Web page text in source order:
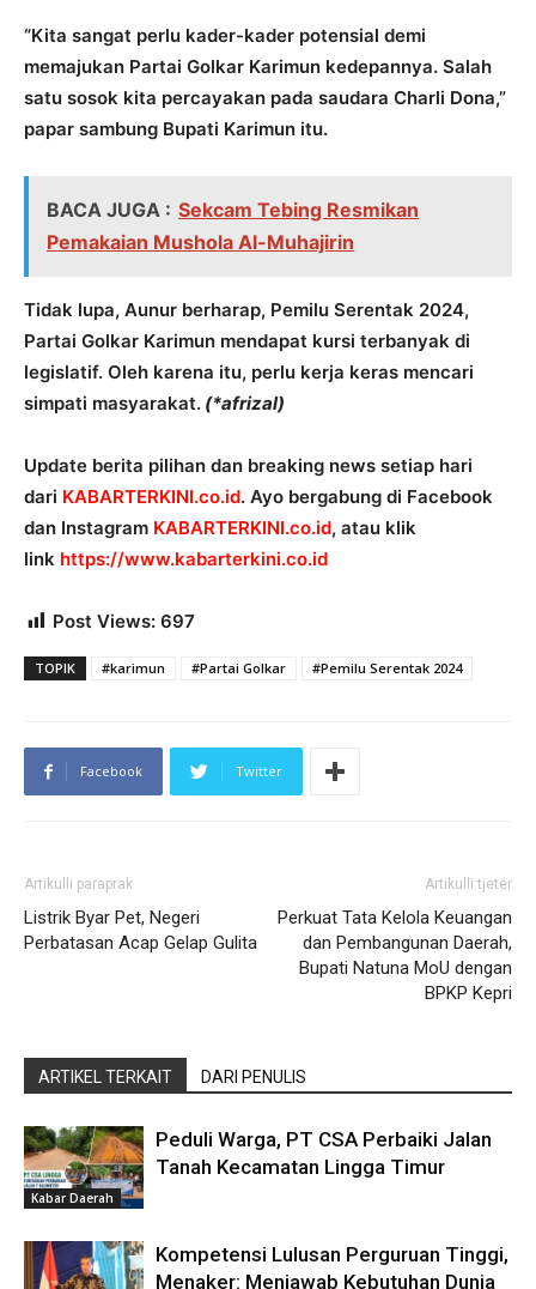
“Kita sangat perlu kader-kader potensial demi
memajukan Partai Golkar Karimun kedepannya. Salah
satu sosok kita percayakan pada saudara Charli Dona,”
papar sambung Bupati Karimun itu.
BACA JUGA : Sekcam Tebing Resmikan
Pemakaian Mushola Al-Muhajirin
Tidak lupa, Aunur berharap, Pemilu Serentak 2024,
Partai Golkar Karimun mendapat kursi terbanyak di
legislatif. Oleh karena itu, perlu kerja keras mencari
simpati masyarakat. (*afrizal)
Update berita pilihan dan breaking news setiap hari
dari KABARTERKINI.co.id. Ayo bergabung di Facebook
dan Instagram KABARTERKINI.co.id, atau klik
link https://www.kabarterkini.co.id
Post Views: 697
TOPIK #karimun #Partai Golkar #Pemilu Serentak 2024
Facebook Twitter
Artikulli paraprak
Listrik Byar Pet, Negeri
Perbatasan Acap Gelap Gulita
Artikulli tjetër
Perkuat Tata Kelola Keuangan
dan Pembangunan Daerah,
Bupati Natuna MoU dengan
BPKP Kepri
ARTIKEL TERKAIT DARI PENULIS
Kabar Daerah
Peduli Warga, PT CSA Perbaiki Jalan
Tanah Kecamatan Lingga Timur
Kompetensi Lulusan Perguruan Tinggi,
Menaker: Menjawab Kebutuhan Dunia